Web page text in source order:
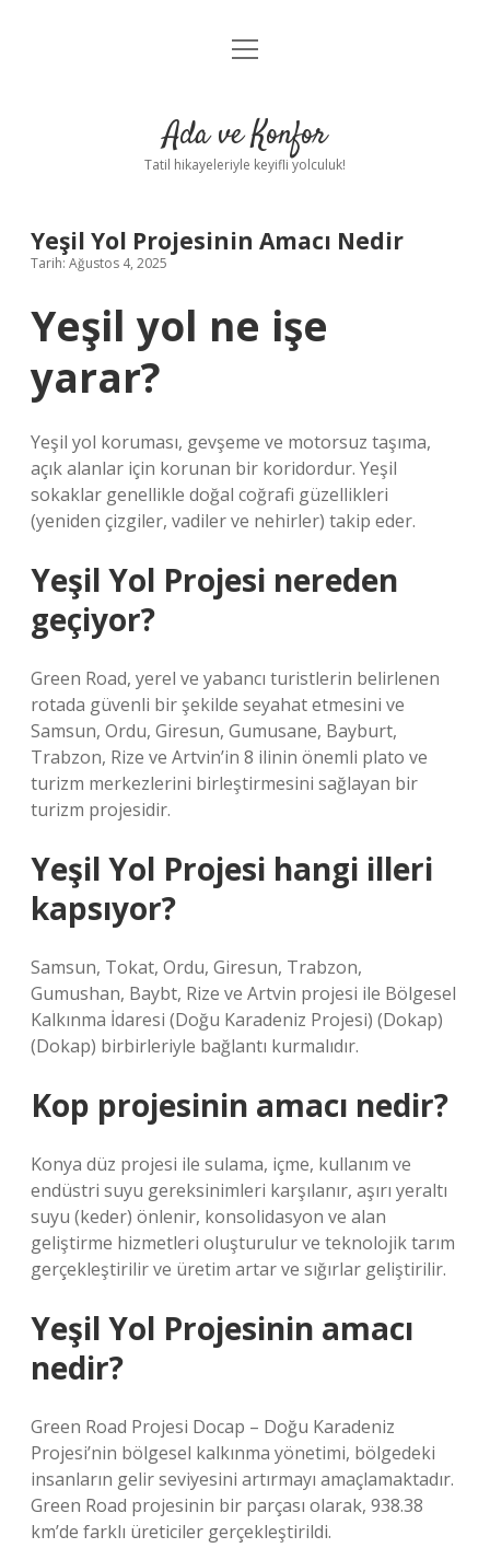
Anasayfa
Yasal Uyarı
menüyü
Ada ve Konfor
Tatil hikayeleriyle keyifli yolculuk!
Yeşil Yol Projesinin Amacı Nedir
Tarih: Ağustos 4, 2025
Yeşil yol ne işe
yarar?
Yeşil yol koruması, gevşeme ve motorsuz taşıma,
açık alanlar için korunan bir koridordur. Yeşil
sokaklar genellikle doğal coğrafi güzellikleri
(yeniden çizgiler, vadiler ve nehirler) takip eder.
Yeşil Yol Projesi nereden
geçiyor?
Green Road, yerel ve yabancı turistlerin belirlenen
rotada güvenli bir şekilde seyahat etmesini ve
Samsun, Ordu, Giresun, Gumusane, Bayburt,
Trabzon, Rize ve Artvin’in 8 ilinin önemli plato ve
turizm merkezlerini birleştirmesini sağlayan bir
turizm projesidir.
Yeşil Yol Projesi hangi illeri
kapsıyor?
Samsun, Tokat, Ordu, Giresun, Trabzon,
Gumushan, Baybt, Rize ve Artvin projesi ile Bölgesel
Kalkınma İdaresi (Doğu Karadeniz Projesi) (Dokap)
(Dokap) birbirleriyle bağlantı kurmalıdır.
Kop projesinin amacı nedir?
Konya düz projesi ile sulama, içme, kullanım ve
endüstri suyu gereksinimleri karşılanır, aşırı yeraltı
suyu (keder) önlenir, konsolidasyon ve alan
geliştirme hizmetleri oluşturulur ve teknolojik tarım
gerçekleştirilir ve üretim artar ve sığırlar geliştirilir.
Yeşil Yol Projesinin amacı
nedir?
Green Road Projesi Docap – Doğu Karadeniz
Projesi’nin bölgesel kalkınma yönetimi, bölgedeki
insanların gelir seviyesini artırmayı amaçlamaktadır.
Green Road projesinin bir parçası olarak, 938.38
km’de farklı üreticiler gerçekleştirildi.